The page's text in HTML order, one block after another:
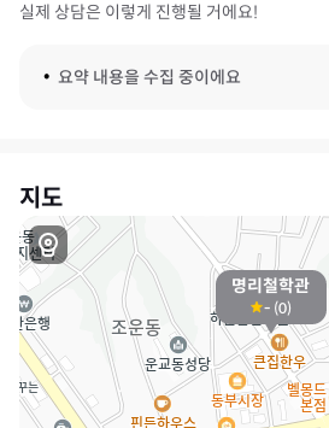
실제 상담은 이렇게 진행될 거에요!
요약 내용을 수집 중이에요
지도
명리철학관
- (0)